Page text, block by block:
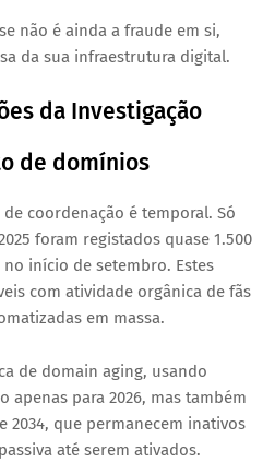
não é ainda a fraude em si,
da sua infraestrutura digital.
da Investigação
de domínios
coordenação é temporal. Só
foram registados quase 1.500
início de setembro. Estes
com atividade orgânica de fãs
em massa.
de domain aging, usando
apenas para 2026, mas também
2034, que permanecem inativos
até serem ativados.